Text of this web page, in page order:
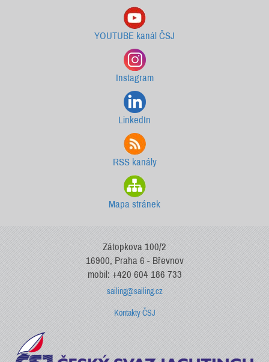
YOUTUBE kanál ČSJ
Instagram
LinkedIn
RSS kanály
Mapa stránek
Zátopkova 100/2
16900, Praha 6 - Břevnov
mobil: +420 604 186 733
sailing@sailing.cz
Kontakty ČSJ